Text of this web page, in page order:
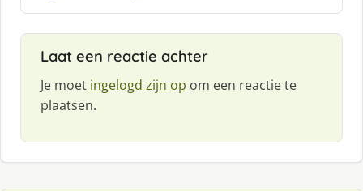
Laat een reactie achter
Je moet ingelogd zijn op om een reactie te
plaatsen.